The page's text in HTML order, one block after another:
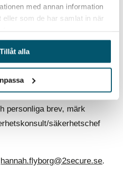
med annan information
eller som de har samlat in när
Tillåt alla
personliga brev, märk
säkerhetschef
hannah.flyborg@2secure.se.